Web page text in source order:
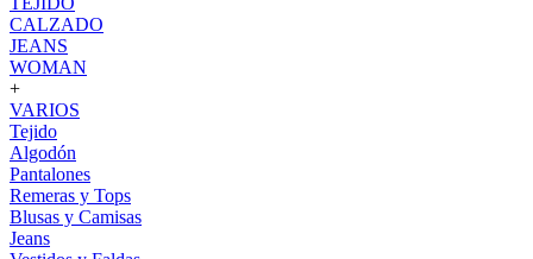
CALZADO
JEANS
WOMAN
+
VARIOS
Tejido
Algodón
Pantalones
Remeras y Tops
Blusas y Camisas
Jeans